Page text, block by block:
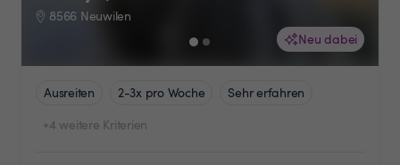
Neu dabei
8566 Neuwilen
Ausreiten 2-3x pro Woche
Sehr erfahren
+4 weitere Kriterien